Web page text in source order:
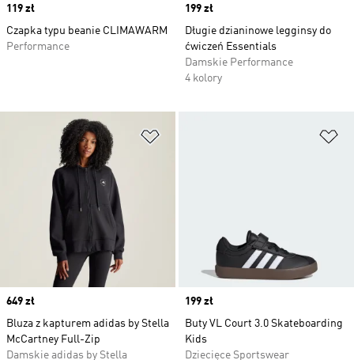
Price
119 zł
Czapka typu beanie CLIMAWARM
Performance
Price
199 zł
Długie dzianinowe legginsy do
ćwiczeń Essentials
Damskie Performance
4 kolory
Price
649 zł
Bluza z kapturem adidas by Stella
McCartney Full-Zip
Damskie adidas by Stella
Price
199 zł
Buty VL Court 3.0 Skateboarding
Kids
Dziecięce Sportswear